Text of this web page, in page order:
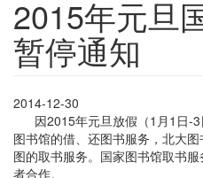
2015年元旦
暂停通知
2014-12-30
因2015年元旦放假（1月1日-3
图书馆的借、还图书服务，北大
图的取书服务。国家图书馆取书
者合作。